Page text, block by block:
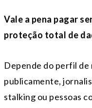
Vale a pena pagar
proteção total de
Depende do perfil de
publicamente,
stalking ou pessoas